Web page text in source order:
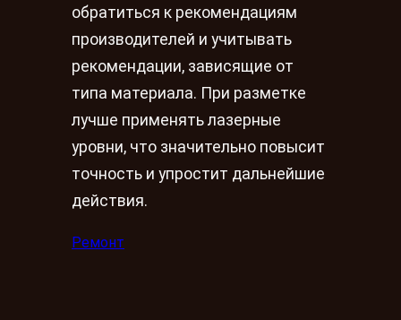
обратиться к рекомендациям
производителей и учитывать
рекомендации, зависящие от
типа материала. При разметке
лучше применять лазерные
уровни, что значительно повысит
точность и упростит дальнейшие
действия.
Ремонт